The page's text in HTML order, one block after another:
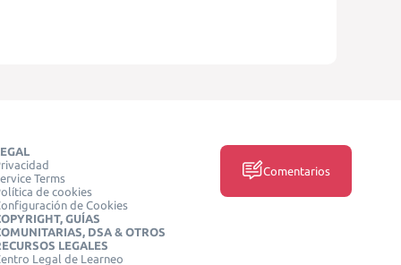
Terms
de cookies
de Cookies
GUÍAS
DSA & OTROS
LEGALES
Legal de Learneo
Comentarios